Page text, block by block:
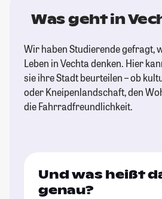
Was geht in
Wir haben Studierende gefragt,
Leben in Vechta denken. Hier
sie ihre Stadt beurteilen – ob
oder Kneipenlandschaft, den
die Fahrradfreundlichkeit.
Und was heißt
genau?